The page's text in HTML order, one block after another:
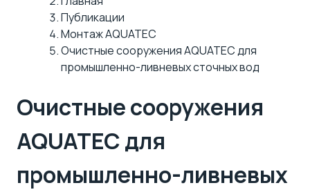
Публикации
Монтаж AQUATEC
Очистные сооружения AQUATEC для
промышленно-ливневых сточных вод
Очистные сооружения
AQUATEC для
промышленно-ливневых